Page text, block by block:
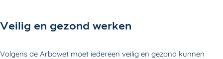
Veilig en gezond werken
Volgens de Arbowet moet iedereen veilig en gezond kunnen